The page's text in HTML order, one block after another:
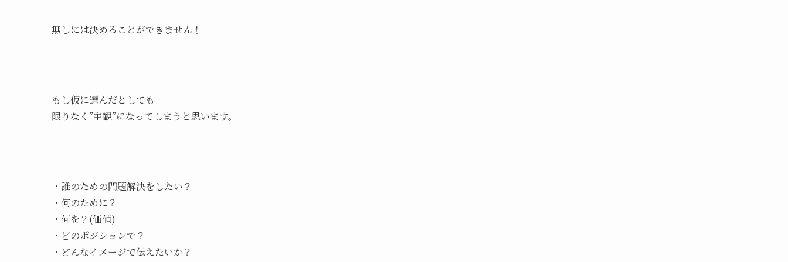
無しには決めることができません！
もし仮に選んだとしても
限りなく”主観”になってしまうと思います。
・誰のための問題解決をしたい？
・何のために？
・何を？(価値)
・どのポジションで？
・どんなイメージで伝えたいか？